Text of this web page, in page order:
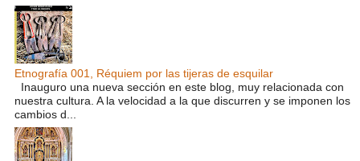
Etnografía 001, Réquiem por las tijeras de esquilar
Inauguro una nueva sección en este blog, muy relacionada con
nuestra cultura. A la velocidad a la que discurren y se imponen los
cambios d...